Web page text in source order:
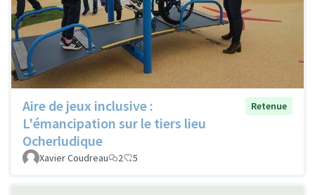
Aire de jeux inclusive :
L'émancipation sur le tiers lieu
Ocherludique
Retenue
Xavier Coudreau 2 5